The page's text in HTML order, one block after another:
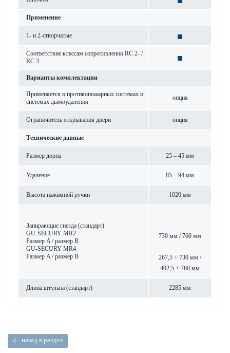
Применение
1- и 2-створ­чатые
Соотв­е­тствие классам сопрот­ив­ления RC 2- /
RC 3
Вар­ианты комплектации
Применяется в против­опожарных сис­темах и
сис­темах дымоуда­л­ения
опция
Ограничитель открывания двери опция
Технические данные
Размер дорна 25 – 45 мм
Уда­л­ение 85 – 94 мм
Высота нажимной ручки 1020 мм
Запи­рающие гнезда (стандарт)
GU-SECURY MR2
Размер A / размер B
GU-SECURY MR4
Размер A / размер B
730 мм / 760 мм
267,5 + 730 мм /
402,5 + 760 мм
Длина штульпа (стандарт) 2285 мм
назад в раздел